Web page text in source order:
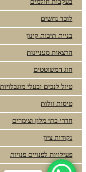
בעקבות חולמים
לוכד נחשים
בניית תיבות קינון
הרצאות מעניינות
חוג המשוטטים
טיול לנכים ובעלי מוגבלויות
טיסות זולות
חדרי בתי מלון וצימרים
נקודות ציון
פעילויות לפנויים פנויות